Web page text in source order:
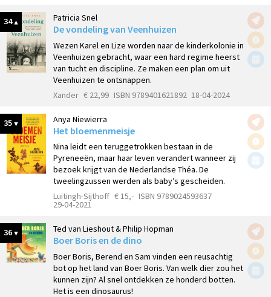
34 Patricia Snel
De vondeling van Veenhuizen
Wezen Karel en Lize worden naar de kinderkolonie in
Veenhuizen gebracht, waar een hard regime heerst
van tucht en discipline. Ze maken een plan om uit
Veenhuizen te ontsnappen.
Xander € 22,99 ISBN 9789401621892 18-04-2024
35 Anya Niewierra
Het bloemenmeisje
Nina leidt een teruggetrokken bestaan in de
Pyreneeën, maar haar leven verandert wanneer zij
bezoek krijgt van de Nederlandse Théa. De
tweelingzussen werden als baby’s gescheiden.
Luitingh-Sijthoff € 15,- ISBN 9789024593637
29-04-2021
36 Ted van Lieshout & Philip Hopman
Boer Boris en de dino
Boer Boris, Berend en Sam vinden een reusachtig
bot op het land van Boer Boris. Van welk dier zou het
kunnen zijn? Al snel ontdekken ze honderd botten.
Het is een dinosaurus!